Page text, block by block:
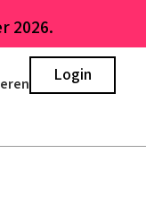
2026.
Login